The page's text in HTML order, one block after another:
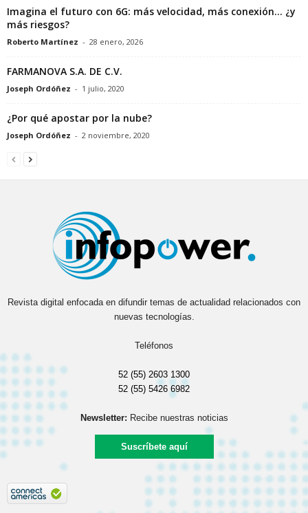
Imagina el futuro con 6G: más velocidad, más conexión… ¿y
más riesgos?
Roberto Martínez - 28 enero, 2026
FARMANOVA S.A. DE C.V.
Joseph Ordóñez - 1 julio, 2020
¿Por qué apostar por la nube?
Joseph Ordóñez - 2 noviembre, 2020
Revista digital enfocada en difundir temas de actualidad relacionados con
nuevas tecnologías.
Teléfonos
52 (55) 2603 1300
52 (55) 5426 6982
Newsletter: Recibe nuestras noticias
Suscríbete aquí